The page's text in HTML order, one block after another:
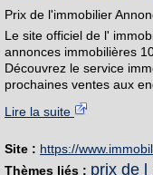
Prix de l'immobilier
Le site officiel de l'
annonces immobilières
Découvrez le service
prochaines ventes aux
Lire la suite
Site : https://
Thèmes liés : prix de l